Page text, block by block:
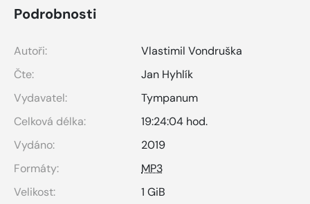
Podrobnosti
Autoři:
Vlastimil Vondruška
Čte:
Jan Hyhlík
Vydavatel:
Tympanum
Celková délka:
19:24:04 hod.
Vydáno:
2019
Formáty:
MP3
Velikost:
1 GiB